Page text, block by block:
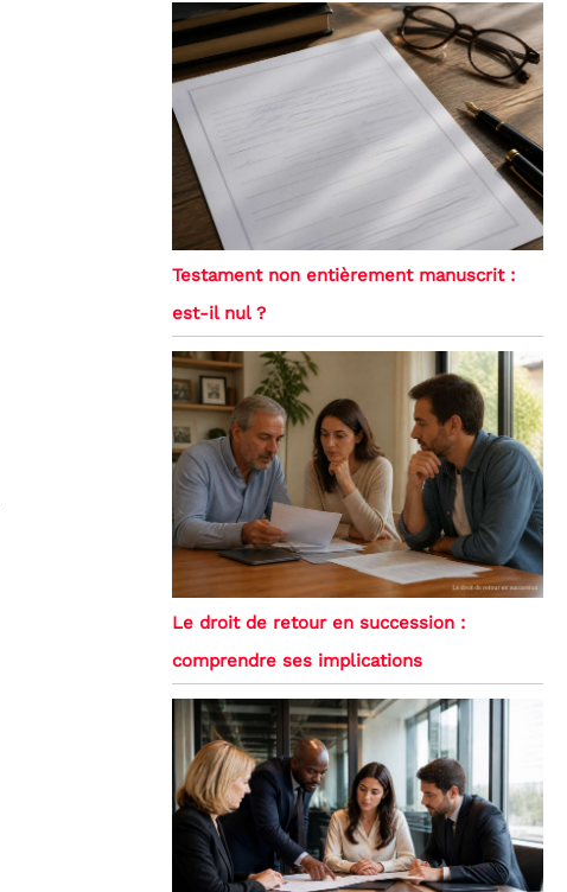
Testament non entièrement manuscrit :
est-il nul ?
Le droit de retour en succession :
comprendre ses implications